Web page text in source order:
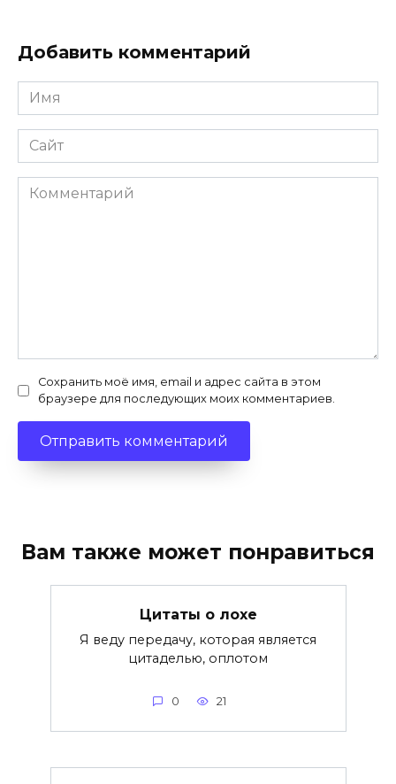
Добавить комментарий
Имя
*
Сайт
Комментарий
Сохранить моё имя, email и адрес сайта в этом
браузере для последующих моих комментариев.
Вам также может понравиться
Цитаты о лохе
Я веду передачу, которая является
цитаделью, оплотом
0 21